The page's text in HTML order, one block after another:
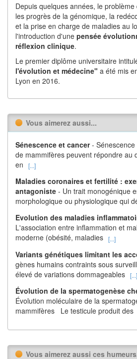
Depuis quelques années, le
les progrès de la génomique, la
et la prise en charge de maladies au
l'introduction d'une pensée
réflexion clinique.
Le premier diplôme universitaire
l'évolution et médecine" a été mis
Lyon en 2016.
Vous aimerez aussi...
Sénescence et cancer- Sénescence
de mammifères peuvent répondre au
en
[...]
Maladies coronaires et fertilité :
antagoniste - Un trait monogénique
morphologique ou physiologique qui
Evolution des maladies
L'association entre inflammation et
moderne (obésité, maladies [...]
Variants génétiques limitant les
gènes humains contraints sous
élevé de variations dommageables [...]
Évolution de la spermatogenèse
Évolution moléculaire de la
mammifères Le testicule produit des
Vous aimerez aussi ces